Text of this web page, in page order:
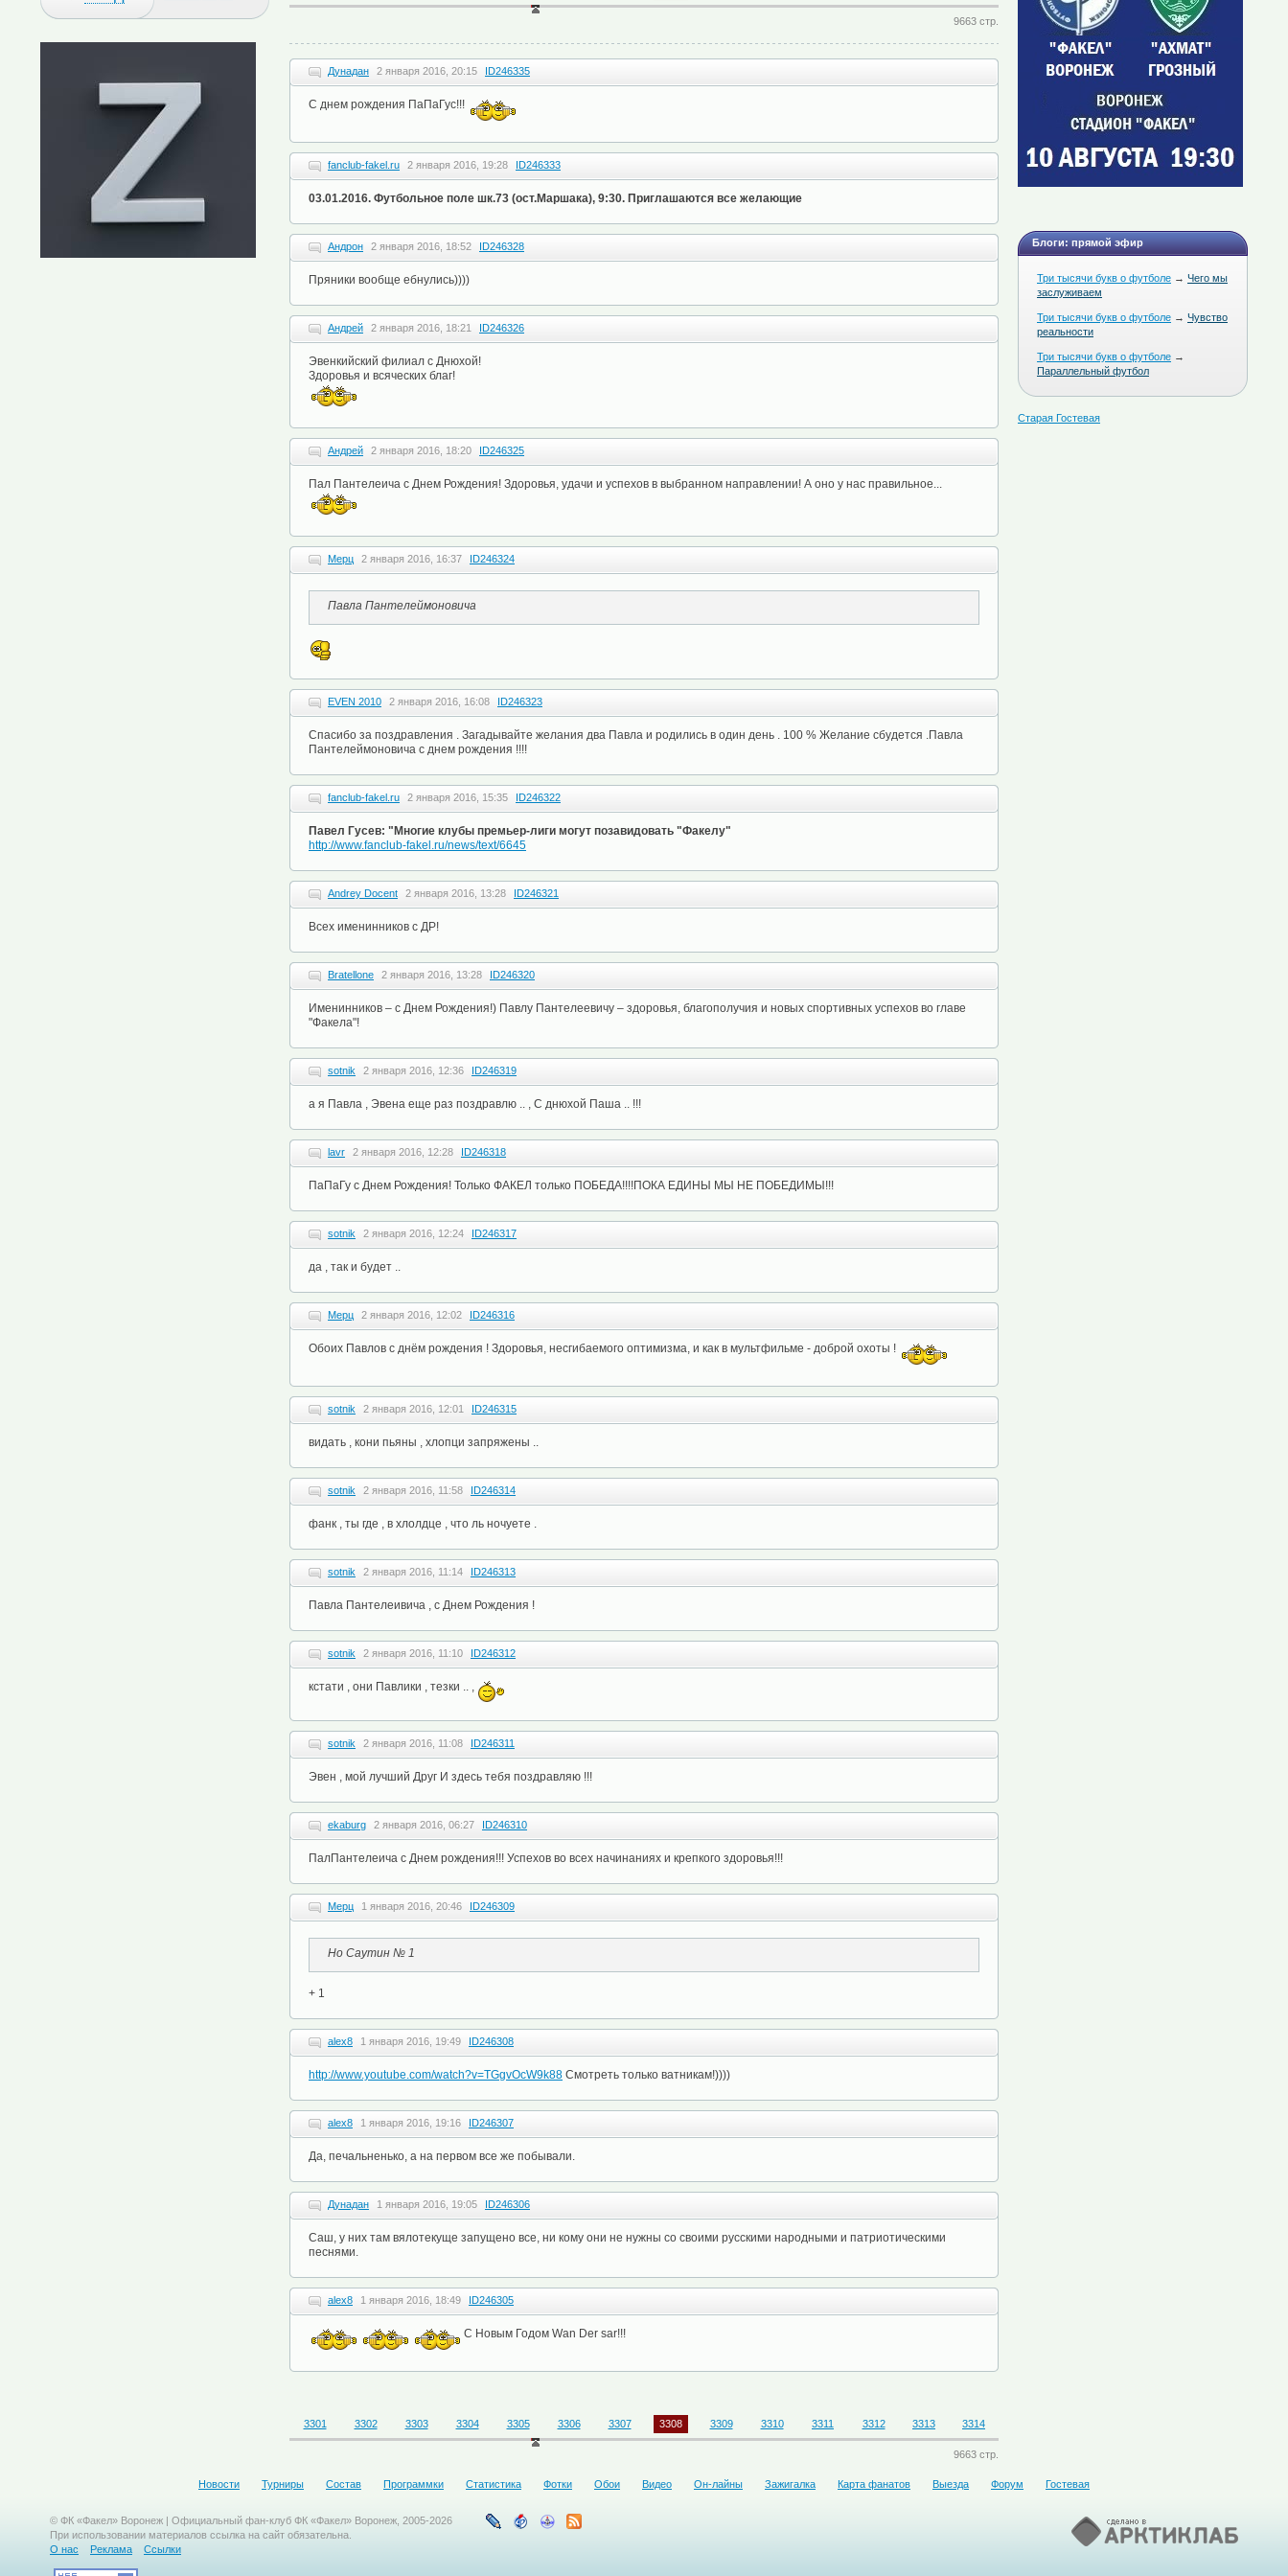
9663 стр.
Дунадан 2 января 2016, 20:15 ID246335
С днем рождения ПаПаГус!!!
fanclub-fakel.ru 2 января 2016, 19:28 ID246333
03.01.2016. Футбольное поле шк.73 (ост.Маршака), 9:30. Приглашаются все желающие
Андрон 2 января 2016, 18:52 ID246328
Пряники вообще ебнулись))))
Андрей 2 января 2016, 18:21 ID246326
Эвенкийский филиал с Днюхой!
Здоровья и всяческих благ!
Андрей 2 января 2016, 18:20 ID246325
Пал Пантелеича с Днем Рождения! Здоровья, удачи и успехов в выбранном направлении! А оно у нас правильное...
Мерц 2 января 2016, 16:37 ID246324
Павла Пантелеймоновича
EVEN 2010 2 января 2016, 16:08 ID246323
Спасибо за поздравления . Загадывайте желания два Павла и родились в один день . 100 % Желание сбудется .Павла
Пантелеймоновича с днем рождения !!!!
fanclub-fakel.ru 2 января 2016, 15:35 ID246322
Павел Гусев: "Многие клубы премьер-лиги могут позавидовать "Факелу"
http://www.fanclub-fakel.ru/news/text/6645
Andrey Docent 2 января 2016, 13:28 ID246321
Всех именинников с ДР!
Bratellone 2 января 2016, 13:28 ID246320
Именинников – с Днем Рождения!) Павлу Пантелеевичу – здоровья, благополучия и новых спортивных успехов во главе
"Факела"!
sotnik 2 января 2016, 12:36 ID246319
а я Павла , Эвена еще раз поздравлю .. , С днюхой Паша .. !!!
lavr 2 января 2016, 12:28 ID246318
ПаПаГу с Днем Рождения! Только ФАКЕЛ только ПОБЕДА!!!!ПОКА ЕДИНЫ МЫ НЕ ПОБЕДИМЫ!!!
sotnik 2 января 2016, 12:24 ID246317
да , так и будет ..
Мерц 2 января 2016, 12:02 ID246316
Обоих Павлов с днём рождения ! Здоровья, несгибаемого оптимизма, и как в мультфильме - доброй охоты !
sotnik 2 января 2016, 12:01 ID246315
видать , кони пьяны , хлопци запряжены ..
sotnik 2 января 2016, 11:58 ID246314
фанк , ты где , в хлолдце , что ль ночуете .
sotnik 2 января 2016, 11:14 ID246313
Павла Пантелеивича , с Днем Рождения !
sotnik 2 января 2016, 11:10 ID246312
кстати , они Павлики , тезки .. ,
sotnik 2 января 2016, 11:08 ID246311
Эвен , мой лучший Друг И здесь тебя поздравляю !!!
ekaburg 2 января 2016, 06:27 ID246310
ПалПантелеича с Днем рождения!!! Успехов во всех начинаниях и крепкого здоровья!!!
Мерц 1 января 2016, 20:46 ID246309
Но Саутин № 1
+ 1
alex8 1 января 2016, 19:49 ID246308
http://www.youtube.com/watch?v=TGgvOcW9k88 Смотреть только ватникам!))))
alex8 1 января 2016, 19:16 ID246307
Да, печальненько, а на первом все же побывали.
Дунадан 1 января 2016, 19:05 ID246306
Саш, у них там вялотекуще запущено все, ни кому они не нужны со своими русскими народными и патриотическими
песнями.
alex8 1 января 2016, 18:49 ID246305
С Новым Годом Wan Der sar!!!
3301 3302 3303 3304 3305 3306 3307 3308 3309 3310 3311 3312 3313 3314
9663 стр.
Блоги: прямой эфир
Три тысячи букв о футболе → Чего мы
заслуживаем
Три тысячи букв о футболе → Чувство
реальности
Три тысячи букв о футболе →
Параллельный футбол
Старая Гостевая
Новости Турниры Состав Программки Статистика Фотки Обои Видео Он-лайны Зажигалка Карта фанатов Выезда Форум Гостевая
© ФК «Факел» Воронеж | Официальный фан-клуб ФК «Факел» Воронеж, 2005-2026
При использовании материалов ссылка на сайт обязательна.
О нас
Реклама Ссылки